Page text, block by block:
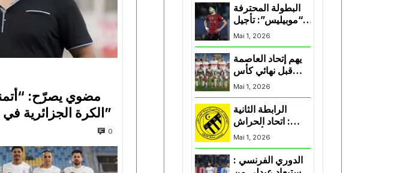
مضوي يصرّح:
الكرة الجزائرية في المسابقات القارية”
0
البطولة المحترفة
“موبيليس”: تأجيل
مباراة إتحاد
العاصمة وأتلتيك
بارادو
Mai 1, 2026
يهم إتحاد العاصمة
قبل نهائي كأس
اكاف : الزمالك
يسقط بثلاثية أمام
Mai 1, 2026
الرابطة الثانية
: اتحاد الحراش
يحسم التأهل إلى
“البلاي أوف”
Mai 1, 2026
الدوري الفرنسي :